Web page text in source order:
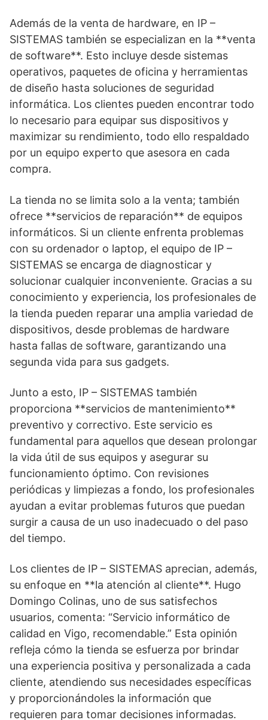
Además de la venta de hardware, en IP –
SISTEMAS también se especializan en la **venta
de software**. Esto incluye desde sistemas
operativos, paquetes de oficina y herramientas
de diseño hasta soluciones de seguridad
informática. Los clientes pueden encontrar todo
lo necesario para equipar sus dispositivos y
maximizar su rendimiento, todo ello respaldado
por un equipo experto que asesora en cada
compra.
La tienda no se limita solo a la venta; también
ofrece **servicios de reparación** de equipos
informáticos. Si un cliente enfrenta problemas
con su ordenador o laptop, el equipo de IP –
SISTEMAS se encarga de diagnosticar y
solucionar cualquier inconveniente. Gracias a su
conocimiento y experiencia, los profesionales de
la tienda pueden reparar una amplia variedad de
dispositivos, desde problemas de hardware
hasta fallas de software, garantizando una
segunda vida para sus gadgets.
Junto a esto, IP – SISTEMAS también
proporciona **servicios de mantenimiento**
preventivo y correctivo. Este servicio es
fundamental para aquellos que desean prolongar
la vida útil de sus equipos y asegurar su
funcionamiento óptimo. Con revisiones
periódicas y limpiezas a fondo, los profesionales
ayudan a evitar problemas futuros que puedan
surgir a causa de un uso inadecuado o del paso
del tiempo.
Los clientes de IP – SISTEMAS aprecian, además,
su enfoque en **la atención al cliente**. Hugo
Domingo Colinas, uno de sus satisfechos
usuarios, comenta: “Servicio informático de
calidad en Vigo, recomendable.” Esta opinión
refleja cómo la tienda se esfuerza por brindar
una experiencia positiva y personalizada a cada
cliente, atendiendo sus necesidades específicas
y proporcionándoles la información que
requieren para tomar decisiones informadas.